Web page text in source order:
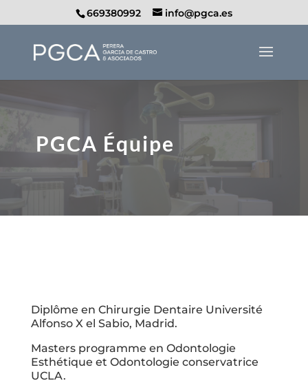
669380992 info@pgca.es
PGCA Équipe
Diplôme en Chirurgie Dentaire Université
Alfonso X el Sabio, Madrid.
Masters programme en Odontologie
Esthétique et Odontologie conservatrice
UCLA.